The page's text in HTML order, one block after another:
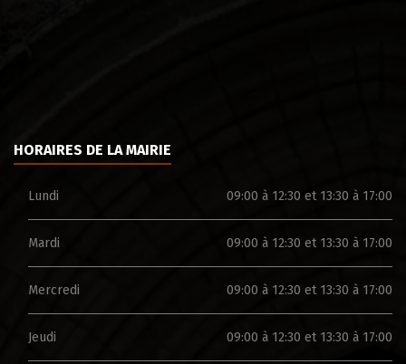
HORAIRES DE LA MAIRIE
Lundi 09:00 à 12:30 et 13:30 à 17:00
Mardi 09:00 à 12:30 et 13:30 à 17:00
Mercredi 09:00 à 12:30 et 13:30 à 17:00
Jeudi 09:00 à 12:30 et 13:30 à 17:00